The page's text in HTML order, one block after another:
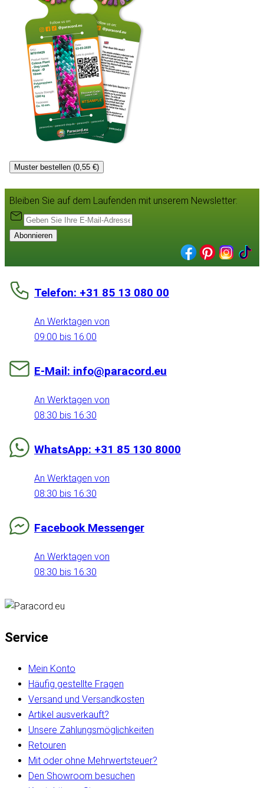
Muster bestellen (0,55 €)
Bleiben Sie auf dem Laufenden mit unserem Newsletter:
Abonnieren
Telefon: +31 85 13 080 00
An Werktagen von
09:00 bis 16:00
E-Mail: info@paracord.eu
An Werktagen von
08:30 bis 16:30
WhatsApp: +31 85 130 8000
An Werktagen von
08:30 bis 16:30
Facebook Messenger
An Werktagen von
08:30 bis 16:30
Service
Mein Konto
Häufig gestellte Fragen
Versand und Versandkosten
Artikel ausverkauft?
Unsere Zahlungsmöglichkeiten
Retouren
Mit oder ohne Mehrwertsteuer?
Den Showroom besuchen